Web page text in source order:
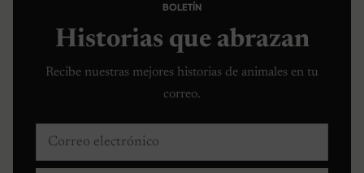
BOLETÍN
Historias que abrazan
Recibe nuestras mejores historias de animales en tu
correo.
Correo electrónico